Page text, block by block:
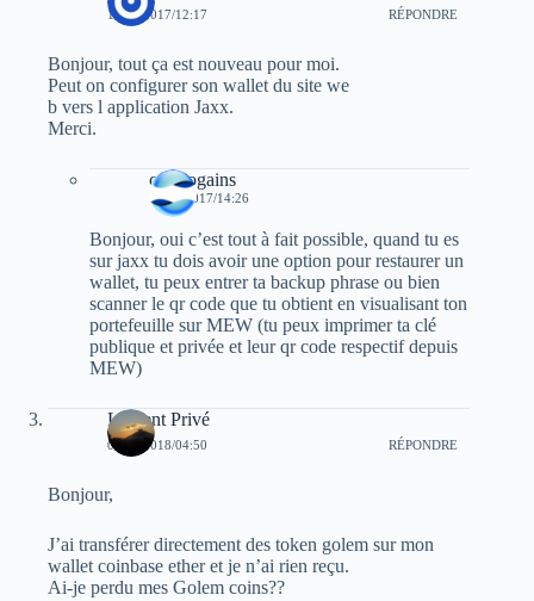
17/10/2017/12:17 RÉPONDRE
Bonjour, tout ça est nouveau pour moi.
Peut on configurer son wallet du site we
b vers l application Jaxx.
Merci.
cryptogains
17/10/2017/14:26
Bonjour, oui c’est tout à fait possible, quand tu es
sur jaxx tu dois avoir une option pour restaurer un
wallet, tu peux entrer ta backup phrase ou bien
scanner le qr code que tu obtient en visualisant ton
portefeuille sur MEW (tu peux imprimer ta clé
publique et privée et leur qr code respectif depuis
MEW)
Laurent Privé
02/01/2018/04:50 RÉPONDRE
Bonjour,
J’ai transférer directement des token golem sur mon
wallet coinbase ether et je n’ai rien reçu.
Ai-je perdu mes Golem coins??